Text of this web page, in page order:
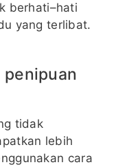
berhati–hati
yang terlibat.
tidak
lebih
cara